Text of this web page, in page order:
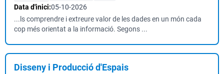
Data d'inici:05-10-2026
...ls comprendre i extreure valor de les dades en un món cada
cop més orientat a la informació. Segons ...
Disseny i Producció d'Espais